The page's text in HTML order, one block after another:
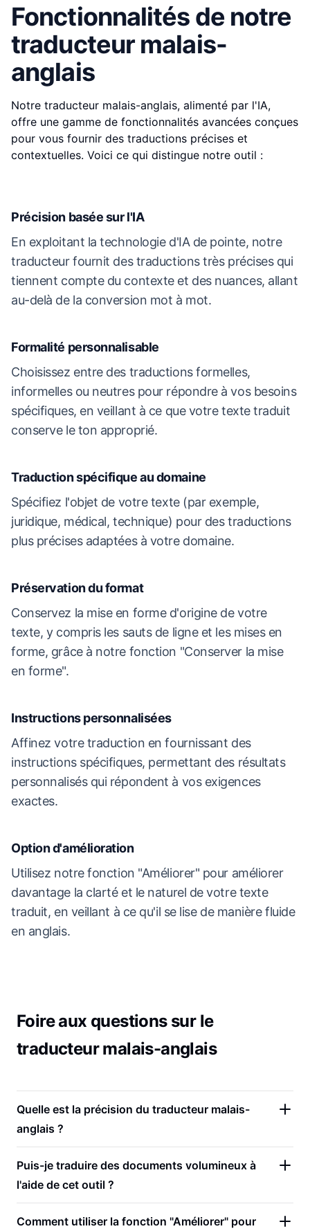
Fonctionnalités de notre
traducteur malais-
anglais
Notre traducteur malais-anglais, alimenté par l'IA,
offre une gamme de fonctionnalités avancées conçues
pour vous fournir des traductions précises et
contextuelles. Voici ce qui distingue notre outil :
Précision basée sur l'IA
En exploitant la technologie d'IA de pointe, notre
traducteur fournit des traductions très précises qui
tiennent compte du contexte et des nuances, allant
au-delà de la conversion mot à mot.
Formalité personnalisable
Choisissez entre des traductions formelles,
informelles ou neutres pour répondre à vos besoins
spécifiques, en veillant à ce que votre texte traduit
conserve le ton approprié.
Traduction spécifique au domaine
Spécifiez l'objet de votre texte (par exemple,
juridique, médical, technique) pour des traductions
plus précises adaptées à votre domaine.
Préservation du format
Conservez la mise en forme d'origine de votre
texte, y compris les sauts de ligne et les mises en
forme, grâce à notre fonction "Conserver la mise
en forme".
Instructions personnalisées
Affinez votre traduction en fournissant des
instructions spécifiques, permettant des résultats
personnalisés qui répondent à vos exigences
exactes.
Option d'amélioration
Utilisez notre fonction "Améliorer" pour améliorer
davantage la clarté et le naturel de votre texte
traduit, en veillant à ce qu'il se lise de manière fluide
en anglais.
Foire aux questions sur le
traducteur malais-anglais
Quelle est la précision du traducteur malais-
anglais ?
Puis-je traduire des documents volumineux à
l'aide de cet outil ?
Comment utiliser la fonction "Améliorer" pour